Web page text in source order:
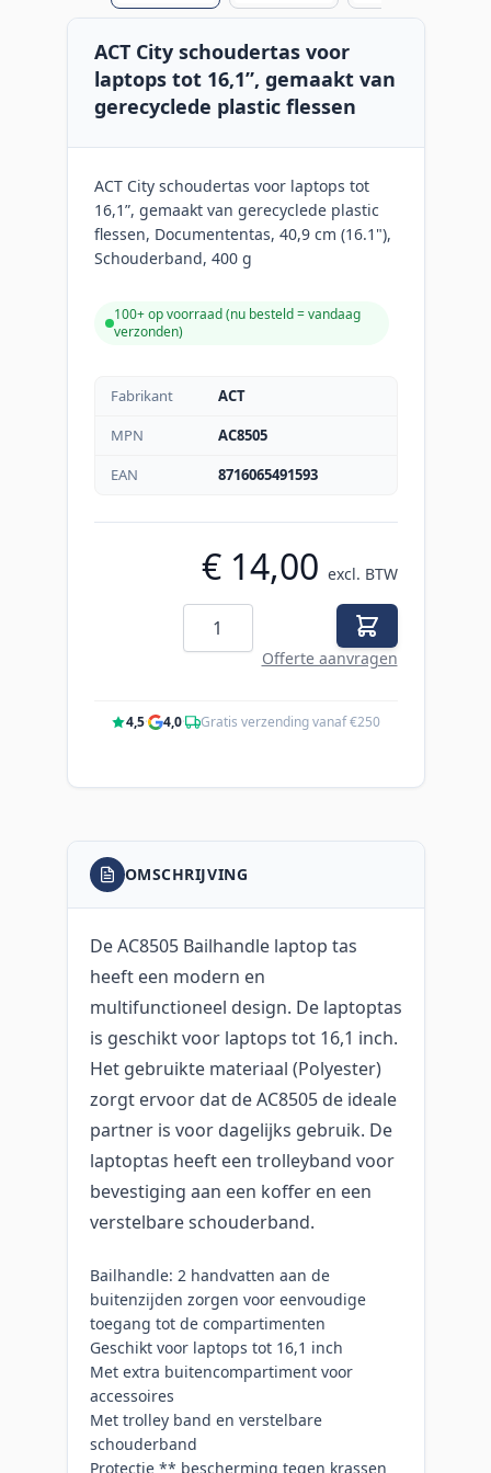
ACT City schoudertas voor
laptops tot 16,1”, gemaakt van
gerecyclede plastic flessen
ACT City schoudertas voor laptops tot
16,1”, gemaakt van gerecyclede plastic
flessen, Documententas, 40,9 cm (16.1"),
Schouderband, 400 g
100+ op voorraad (nu besteld = vandaag
verzonden)
Fabrikant
ACT
MPN
AC8505
EAN
8716065491593
€ 14,00 excl. BTW
Aantal
Offerte aanvragen
4,5· 4,0· Gratis verzending vanaf €250
OMSCHRIJVING
De AC8505 Bailhandle laptop tas
heeft een modern en
multifunctioneel design. De laptoptas
is geschikt voor laptops tot 16,1 inch.
Het gebruikte materiaal (Polyester)
zorgt ervoor dat de AC8505 de ideale
partner is voor dagelijks gebruik. De
laptoptas heeft een trolleyband voor
bevestiging aan een koffer en een
verstelbare schouderband.
Bailhandle: 2 handvatten aan de
buitenzijden zorgen voor eenvoudige
toegang tot de compartimenten
Geschikt voor laptops tot 16,1 inch
Met extra buitencompartiment voor
accessoires
Met trolley band en verstelbare
schouderband
Protectie ** bescherming tegen krassen